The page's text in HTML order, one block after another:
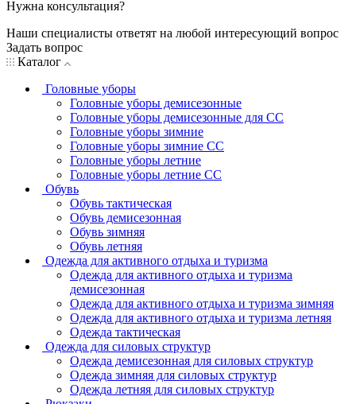
Нужна консультация?
Наши специалисты ответят на любой интересующий вопрос
Задать вопрос
Каталог
Головные уборы
Головные уборы демисезонные
Головные уборы демисезонные для СС
Головные уборы зимние
Головные уборы зимние СС
Головные уборы летние
Головные уборы летние СС
Обувь
Обувь тактическая
Обувь демисезонная
Обувь зимняя
Обувь летняя
Одежда для активного отдыха и туризма
Одежда для активного отдыха и туризма
демисезонная
Одежда для активного отдыха и туризма зимняя
Одежда для активного отдыха и туризма летняя
Одежда тактическая
Одежда для силовых структур
Одежда демисезонная для силовых структур
Одежда зимняя для силовых структур
Одежда летняя для силовых структур